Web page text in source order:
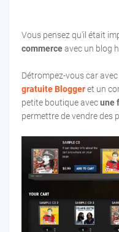
Vous pensez qu'il était
commerceavec un blog
Détrompez-vous car avec
gratuite Bloggeret un
petite boutique avecune
permettre de vendre des